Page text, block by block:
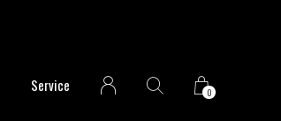
Service 0